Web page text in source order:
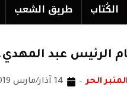
الكُتاب طریق الشعب
الرئيس عبد
المنبر الحر 14 آذار/مارس 2019